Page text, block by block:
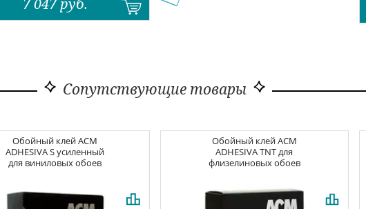
Сопутствующие товары
Обойный клейACM
ADHESIVA S усиленный
для виниловых обоев
Обойный клейACM
ADHESIVA TNT для
флизелиновых обоев